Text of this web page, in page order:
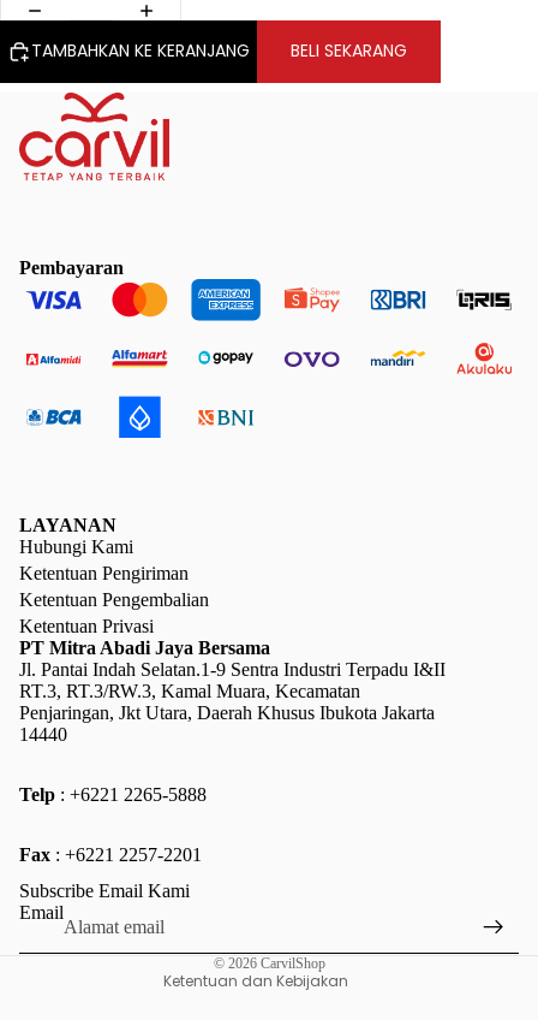
TAMBAHKAN KE KERANJANG BELI SEKARANG
Pembayaran
LAYANAN
Hubungi Kami
Ketentuan Pengiriman
Ketentuan Pengembalian
Ketentuan Privasi
PT Mitra Abadi Jaya Bersama
Jl. Pantai Indah Selatan.1-9 Sentra Industri Terpadu I&II
RT.3, RT.3/RW.3, Kamal Muara, Kecamatan
Penjaringan, Jkt Utara, Daerah Khusus Ibukota Jakarta
14440
Telp : +6221 2265-5888
Fax : +6221 2257-2201
Subscribe Email Kami
Email
© 2026 CarvilShop
Ketentuan dan Kebijakan